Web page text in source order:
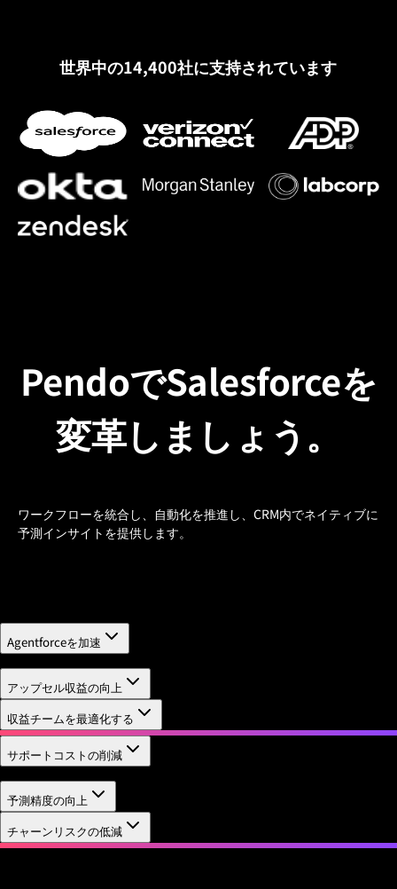
世界中の14,400社に支持されています
PendoでSalesforceを
変革しましょう。
ワークフローを統合し、自動化を推進し、CRM内でネイティブに
予測インサイトを提供します。
Agentforceを加速
まず、AIを導入する価値の高いワークフローを特定してくださ
い。次に、AIが顧客や従業員の行動に与える影響を測定しま
す。
アップセル収益の向上
収益チームを最適化する
サポートコストの削減
Service Cloudのケースビューに組み込まれた製品の利用状況
コンテキストにより、サポートケースを迅速に解決します。
予測精度の向上
チャーンリスクの低減